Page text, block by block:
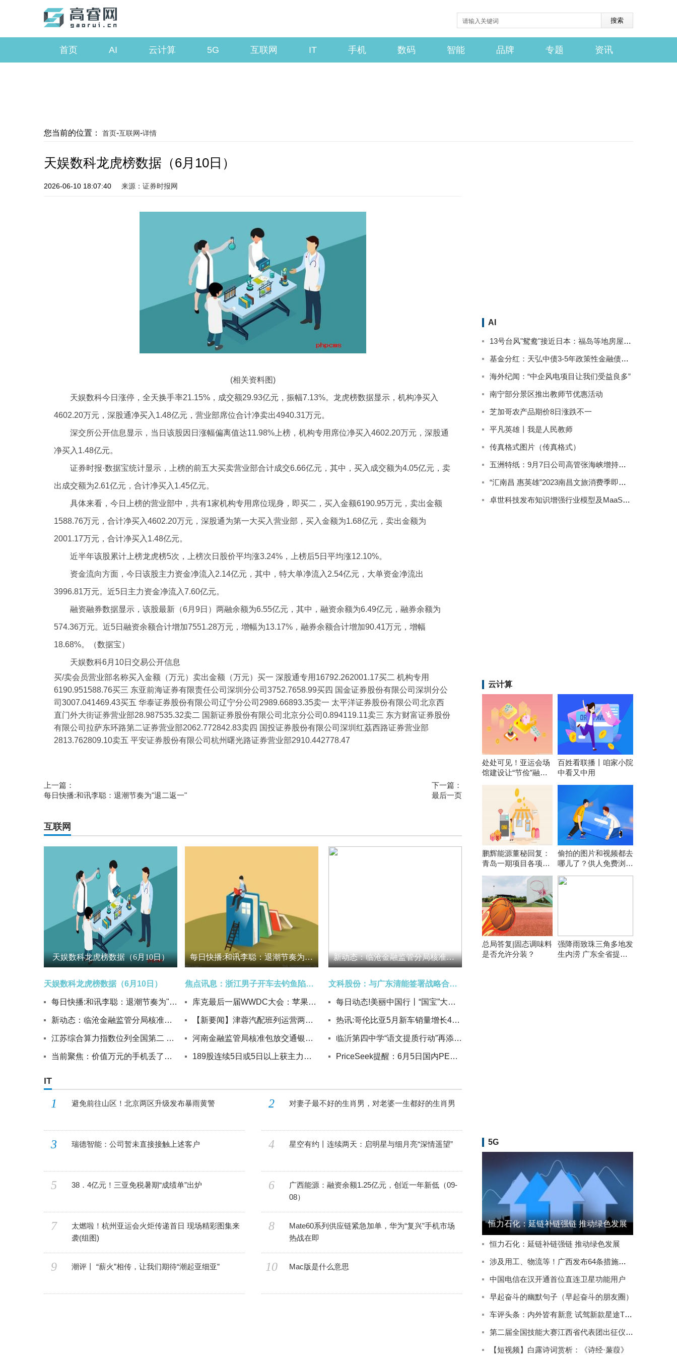
首页 AI 云计算 5G 互联网 IT 手机 数码 智能 品牌 专题 资讯
您当前的位置： 首页-互联网-详情
天娱数科龙虎榜数据（6月10日）
2026-06-10 18:07:40 来源：证券时报网
(相关资料图)
天娱数科今日涨停，全天换手率21.15%，成交额29.93亿元，振幅7.13%。龙虎榜数据显示，机构净买入
4602.20万元，深股通净买入1.48亿元，营业部席位合计净卖出4940.31万元。
深交所公开信息显示，当日该股因日涨幅偏离值达11.98%上榜，机构专用席位净买入4602.20万元，深股通
净买入1.48亿元。
证券时报·数据宝统计显示，上榜的前五大买卖营业部合计成交6.66亿元，其中，买入成交额为4.05亿元，卖
出成交额为2.61亿元，合计净买入1.45亿元。
具体来看，今日上榜的营业部中，共有1家机构专用席位现身，即买二，买入金额6190.95万元，卖出金额
1588.76万元，合计净买入4602.20万元，深股通为第一大买入营业部，买入金额为1.68亿元，卖出金额为
2001.17万元，合计净买入1.48亿元。
近半年该股累计上榜龙虎榜5次，上榜次日股价平均涨3.24%，上榜后5日平均涨12.10%。
资金流向方面，今日该股主力资金净流入2.14亿元，其中，特大单净流入2.54亿元，大单资金净流出
3996.81万元。近5日主力资金净流入7.60亿元。
融资融券数据显示，该股最新（6月9日）两融余额为6.55亿元，其中，融资余额为6.49亿元，融券余额为
574.36万元。近5日融资余额合计增加7551.28万元，增幅为13.17%，融券余额合计增加90.41万元，增幅
18.68%。（数据宝）
天娱数科6月10日交易公开信息
买/卖会员营业部名称买入金额（万元）卖出金额（万元）买一 深股通专用16792.262001.17买二 机构专用
6190.951588.76买三 东亚前海证券有限责任公司深圳分公司3752.7658.99买四 国金证券股份有限公司深圳分公
司3007.041469.43买五 华泰证券股份有限公司辽宁分公司2989.66893.35卖一 太平洋证券股份有限公司北京西
直门外大街证券营业部28.987535.32卖二 国新证券股份有限公司北京分公司0.894119.11卖三 东方财富证券股份
有限公司拉萨东环路第二证券营业部2062.772842.83卖四 国投证券股份有限公司深圳红荔西路证券营业部
2813.762809.10卖五 平安证券股份有限公司杭州曙光路证券营业部2910.442778.47
上一篇：
每日快播:和讯李聪：退潮节奏为"退二返一"
下一篇：
最后一页
互联网
天娱数科龙虎榜数据（6月10日）
天娱数科龙虎榜数据（6月10日）
每日快播:和讯李聪：退潮节奏为"退二返一"
新动态：临沧金融监管分局核准李波云南凤庆农村商业银行股份有限公司副行长任职资格
江苏综合算力指数位列全国第二 每日看点
当前聚焦：价值万元的手机丢了，里面存有当天要用的合同，民警全力追“机”快速找回
每日快播:和讯李聪：退潮节奏为"退二返一"
焦点讯息：浙江男子开车去钓鱼陷入淤泥，求助后来1辆车陷1辆，最终4车被困；网友：现实版葫芦娃救爷爷
库克最后一届WWDC大会：苹果发布AI版Siri 但国内用户还不能用|前沿热点
【新要闻】津蓉汽配班列运营两年货运超20万吨
河南金融监管局核准包放交通银行济源分行行长任职资格
189股连续5日或5日以上获主力资金净买入-今亮点
新动态：临沧金融监管分局核准李波云南凤庆农村商业银行股份有限公司副行长任职资格
文科股份：与广东清能签署战略合作协议 探索与构建绿色能源产业项目 每日观察
每日动态!美丽中国行丨“国宝”大熊猫的成长“第一课”
热讯:哥伦比亚5月新车销量增长43%
临沂第四中学“语文提质行动”再添硕果
PriceSeek提醒：6月5日国内PET现货报价下调 今日热讯
IT
1 避免前往山区！北京两区升级发布暴雨黄警 2 对妻子最不好的生肖男，对老婆一生都好的生肖男
3 瑞德智能：公司暂未直接接触上述客户 4 星空有约丨连续两天：启明星与细月亮“深情遥望”
5 38．4亿元！三亚免税暑期“成绩单”出炉 6
广西能源：融资余额1.25亿元，创近一年新低（09-
08）
7
太燃啦！杭州亚运会火炬传递首日 现场精彩图集来
袭(组图)
8
Mate60系列供应链紧急加单，华为“复兴”手机市场
热战在即
9 潮评丨 “薪火”相传，让我们期待“潮起亚细亚” 10 Mac版是什么意思
AI
13号台风"鸳鸯"接近日本：福岛等地房屋被淹停电 已致2人死亡
基金分红：天弘中债3-5年政策性金融债基金9月13日分红
海外纪闻：“中企风电项目让我们受益良多”
南宁部分景区推出教师节优惠活动
芝加哥农产品期价8日涨跌不一
平凡英雄丨我是人民教师
传真格式图片（传真格式）
五洲特纸：9月7日公司高管张海峡增持公司股份合计2000股
“汇南昌 惠英雄”2023南昌文旅消费季即将精彩来袭
卓世科技发布知识增强行业模型及MaaS产品系列
云计算
处处可见！亚运会场
馆建设让“节俭”融入
百姓看联播丨咱家小院
中看又中用
鹏辉能源董秘回复：
青岛一期项目各项前
进，计划年内开工建
偷拍的图片和视频都去
哪儿了？供人免费浏览
总局答复|固态调味料
是否允许分装？
强降雨致珠三角多地发
生内涝 广东全省提前
5G
恒力石化：延链补链强链 推动绿色发展
恒力石化：延链补链强链 推动绿色发展
涉及用工、物流等！广西发布64条措施推动实体经济高质量发展
中国电信在汉开通首位直连卫星功能用户
早起奋斗的幽默句子（早起奋斗的朋友圈）
车评头条：内外皆有新意 试驾新款星途TXL四驱星尊版
第二届全国技能大赛江西省代表团出征仪式在南昌举行
【短视频】白露诗词赏析：《诗经·蒹葭》